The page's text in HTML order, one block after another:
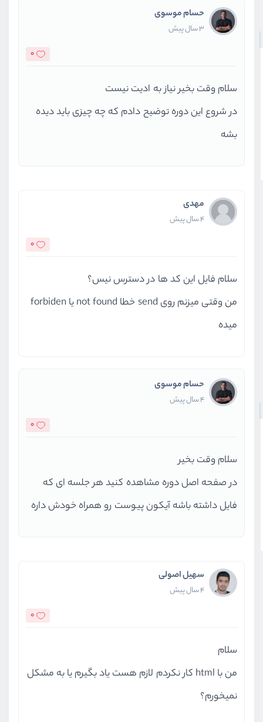
حسام موسوی
3 سال پیش
0
سلام وقت بخیر نیاز به ادیت نیست
در شروع این دوره توضیح دادم که چه چیزی باید دیده
بشه
مهدی
4 سال پیش
0
سلام فایل این کد ها در دسترس نیس؟
من وقتی میزنم روی send خطا not found یا forbiden
میده
حسام موسوی
4 سال پیش
0
سلام وقت بخیر
در صفحه اصل دوره مشاهده کنید هر جلسه ای که
فایل داشته باشه آیکون پیوست رو همراه خودش داره
سهیل اصولی
4 سال پیش
0
سلام
من با html کار نکردم لازم هست یاد بگیرم یا به مشکل
نمیخورم؟